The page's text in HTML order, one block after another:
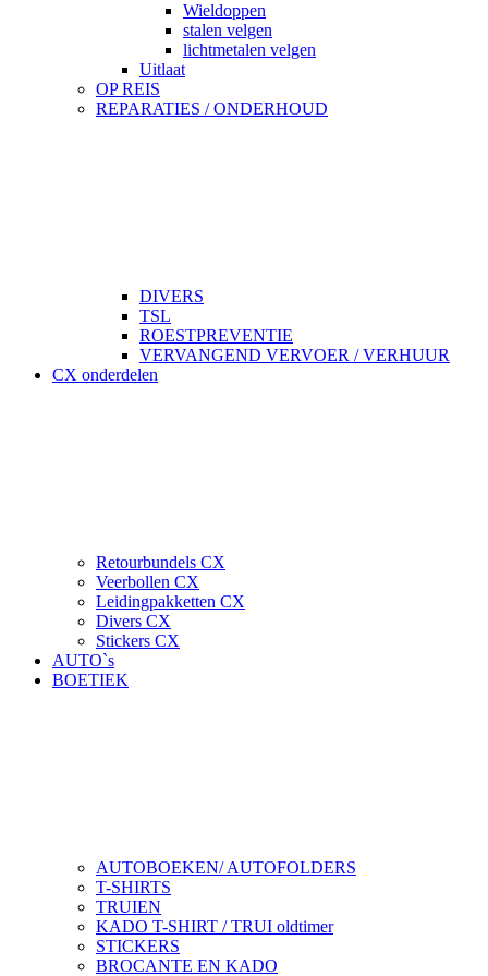
Wieldoppen
stalen velgen
lichtmetalen velgen
Uitlaat
OP REIS
REPARATIES / ONDERHOUD
DIVERS
TSL
ROESTPREVENTIE
VERVANGEND VERVOER / VERHUUR
CX onderdelen
Retourbundels CX
Veerbollen CX
Leidingpakketten CX
Divers CX
Stickers CX
AUTO`s
BOETIEK
AUTOBOEKEN/ AUTOFOLDERS
T-SHIRTS
TRUIEN
KADO T-SHIRT / TRUI oldtimer
STICKERS
BROCANTE EN KADO